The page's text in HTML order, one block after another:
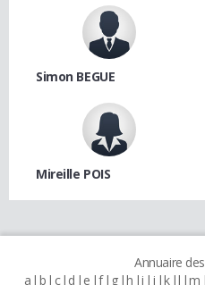
Simon BEGUE
Mireille POIS
Annuaire
a b c d e f g h i j k l m